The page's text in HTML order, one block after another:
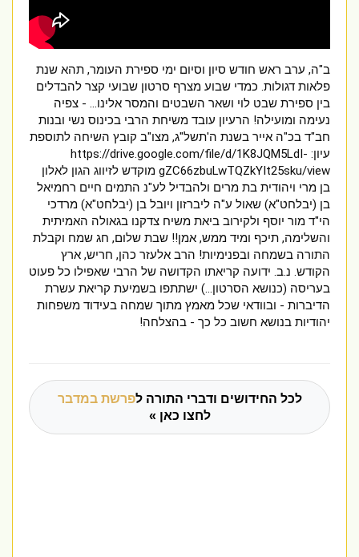
ב"ה, ערב ראש חודש סיון וסיום ימי ספירת העומר, תהא שנת
פלאות דגולות.כמדי שבוע מצרף סרטון שבועי קצר להבדלים
בין ספירת שבט לוי ושאר השבטים והמסר אלינו... -צפיה
נעימה ומועילה!הרעיון עובד משיחת הרבי בכינוס נשי ובנות
חב"ד בכ"ה אייר בשנת ה'תשל"ג, מצו"ב קובץ השיחה לתוספת
עיון:https://drive.google.com/file/d/1K8JQM5LdI-
gZC66zbuLwTQZkYIt25sku/view מוקדש לזיווג הגון לאלון
בן מרי ויהודית בת מרים ולהבדיל לע"נ התמים חיים רחמיאל
בן (יבלחט"א) שאול ע"ה ליברזון ויובל בן (יבלחט"א) מרדכי
הי"ד מור יוסף ולקירוב ביאת משיח צדקנו בגאולה האמיתית
והשלימה, תיכף ומיד ממש, אמן!!שבת שלום, חג שמח וקבלת
התורה בשמחה ובפנימיות!הרב אלעזר כהן,חריש, ארץ
הקודש.נ.ב. ידועה קריאתו הקדושה של הרבי שאפילו כל פעוט
בעריסה (כנושא הסרטון...) ישתתפו בשמיעת קריאת עשרת
הדיברות - ובוודאי שכל מאמץ מתוך שמחה בעידוד משפחות
יהודיות בנושא חשוב כל כך - בהצלחה!
לכל החידושים ודברי התורה לפרשת במדבר
לחצו כאן »